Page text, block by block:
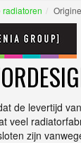
radiatoren
de levertijd
veel
zijn